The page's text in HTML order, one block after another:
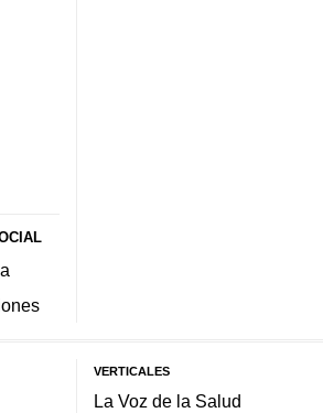
VERTICALES
La Voz de la Salud